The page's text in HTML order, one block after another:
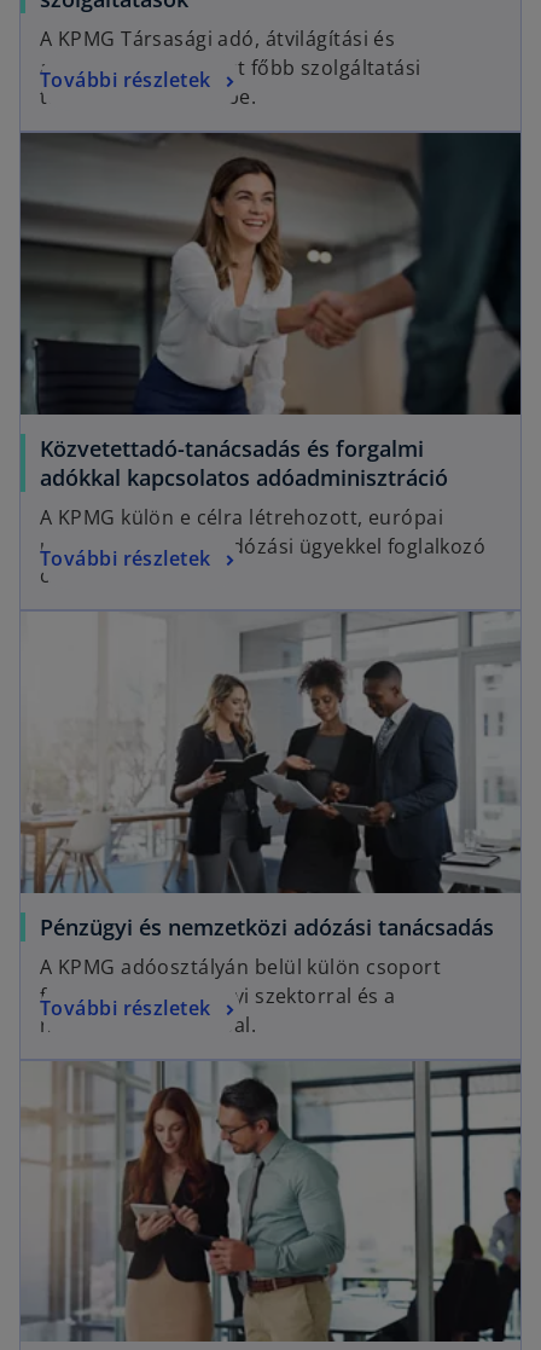
A KPMG Társasági adó, átvilágítási és
adóvizsgálati csoport főbb szolgáltatási
területeit mutatjuk be.
További részletek
Közvetettadó-tanácsadás és forgalmi
adókkal kapcsolatos adóadminisztráció
A KPMG külön e célra létrehozott, európai
uniós és közvetett adózási ügyekkel foglalkozó
csoportja.
További részletek
Pénzügyi és nemzetközi adózási tanácsadás
A KPMG adóosztályán belül külön csoport
foglalkozik a pénzügyi szektorral és a
nemzetközi adózással.
További részletek